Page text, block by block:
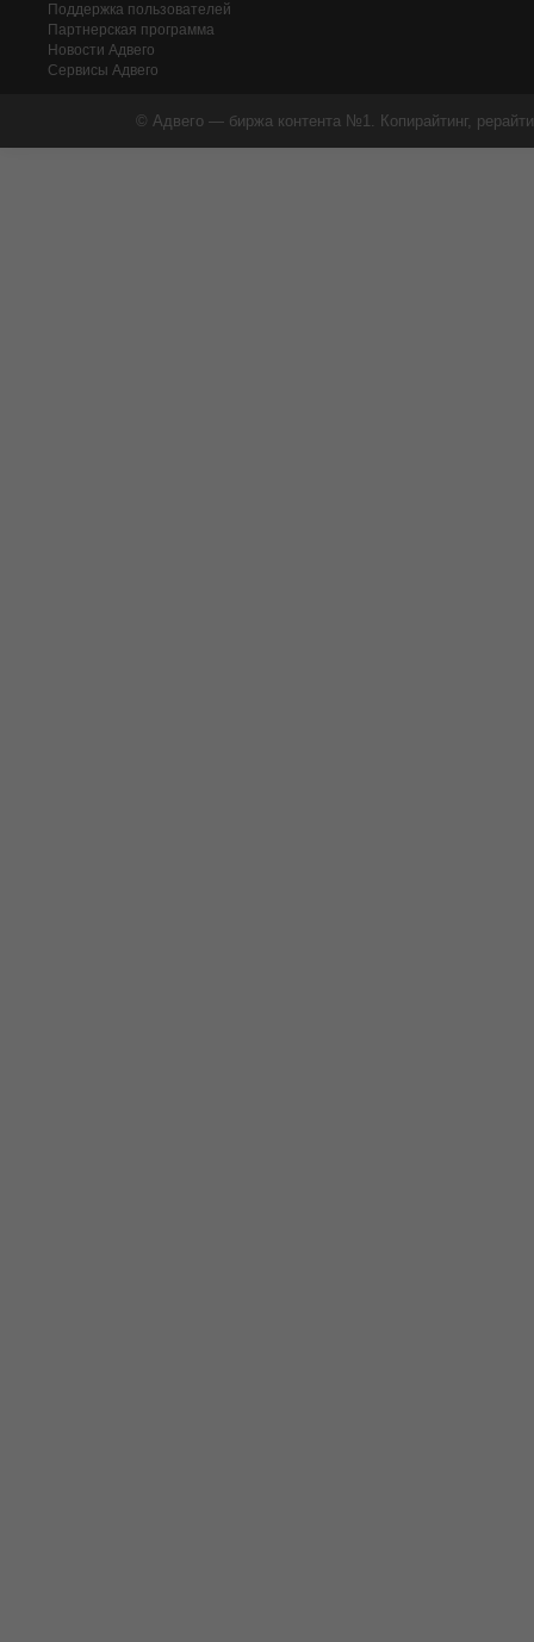
Поддержка пользователей
Партнерская программа
Новости Адвего
Сервисы Адвего
© Адвего — биржа контента №1. Копирайтинг,